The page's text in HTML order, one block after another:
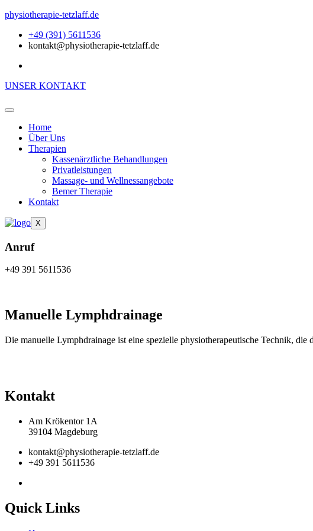
physiotherapie-tetzlaff.de
+49 (391) 5611536
kontakt@physiotherapie-tetzlaff.de
UNSER KONTAKT
Home
Über Uns
Therapien
Kassenärztliche Behandlungen
Privatleistungen
Massage- und Wellnessangebote
Bemer Therapie
Kontakt
X
Anruf
+49 391 5611536
Manuelle Lymphdrainage
Die manuelle Lymphdrainage ist eine spezielle physiotherapeutische Technik, die
Kontakt
Am Krökentor 1A
39104 Magdeburg
kontakt@physiotherapie-tetzlaff.de
+49 391 5611536
Quick Links